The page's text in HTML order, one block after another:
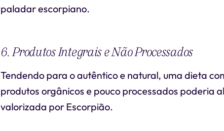
paladar escorpiano.
6. Produtos Integrais e Não Processados
Tendendo para o autêntico e natural, uma dieta
produtos orgânicos e pouco processados poderia
valorizada por Escorpião.